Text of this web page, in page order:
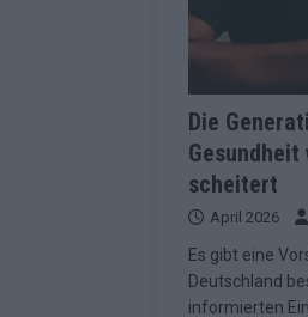
[
im
[
Die
scheitert
April 2026
Es gibt eine
Deutschland
informierten